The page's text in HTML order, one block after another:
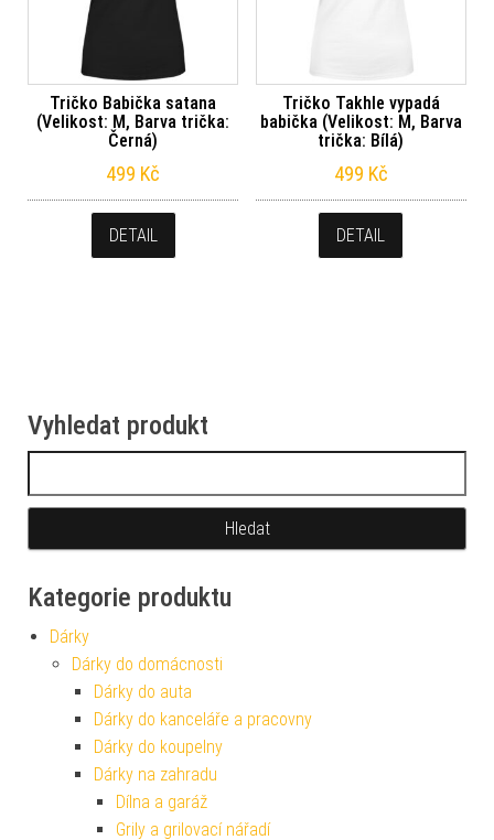
Tričko Babička satana
(Velikost: M, Barva trička:
Černá)
499 Kč
DETAIL
Tričko Takhle vypadá
babička (Velikost: M, Barva
trička: Bílá)
499 Kč
DETAIL
Vyhledat produkt
Kategorie produktu
Dárky
Dárky do domácnosti
Dárky do auta
Dárky do kanceláře a pracovny
Dárky do koupelny
Dárky na zahradu
Dílna a garáž
Grily a grilovací nářadí